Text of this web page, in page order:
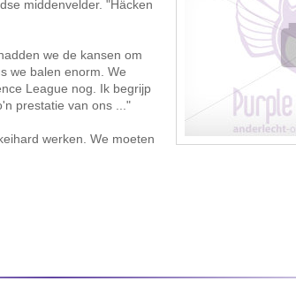
middenvelder. "Häcken
we de kansen om
we balen enorm. We
League nog. Ik begrijp
prestatie van ons ..."
werken. We moeten